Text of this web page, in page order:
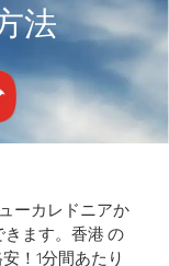
法
ーカレドニアか
ます。 香港 の
！1分間あたり